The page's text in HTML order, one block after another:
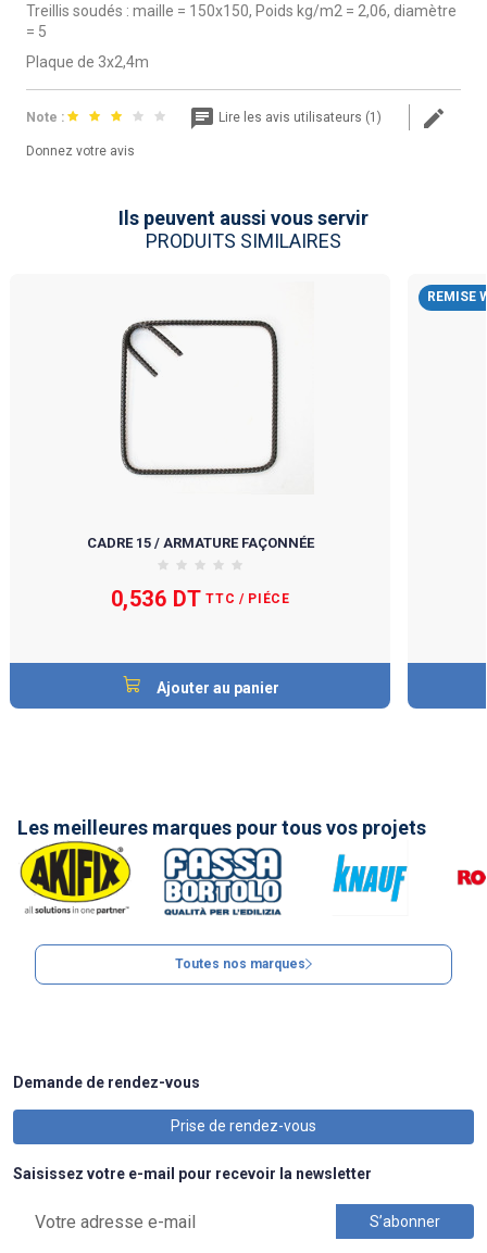
Treillis soudés : maille = 150x150, Poids kg/m2 = 2,06, diamètre
= 5
Plaque de 3x2,4m
Note : Lire les avis utilisateurs (1)
Donnez votre avis
Ils peuvent aussi vous servir
PRODUITS SIMILAIRES
CADRE 15 / ARMATURE FAÇONNÉE
0,536 DT TTC / PIÉCE
Ajouter au panier
REMISE
Les meilleures marques pour tous vos projets
Toutes nos marques
Demande de rendez-vous
Prise de rendez-vous
Saisissez votre e-mail pour recevoir la newsletter